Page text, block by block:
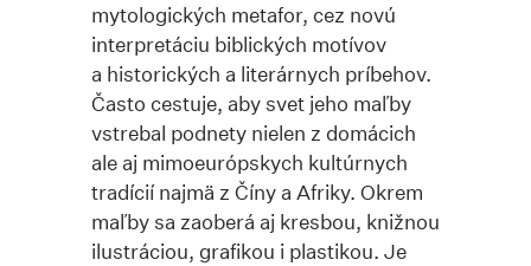
mytologických metafor, cez novú
interpretáciu biblických motívov
a historických a literárnych príbehov.
Často cestuje, aby svet jeho maľby
vstrebal podnety nielen z domácich
ale aj mimoeurópskych kultúrnych
tradícií najmä z Číny a Afriky. Okrem
maľby sa zaoberá aj kresbou, knižnou
ilustráciou, grafikou i plastikou. Je